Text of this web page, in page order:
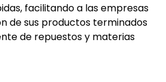
facilitando a las empresas
de sus productos terminados
de repuestos y materias